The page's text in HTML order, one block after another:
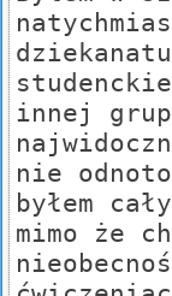
innej
nie
byłem
mimo że